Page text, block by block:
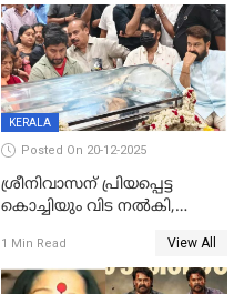
മുടക്കിയെത്തുന്ന
വൃഷഭയുൾപ്പെടെ കാണാം
KERALA
Posted On 20-12-2025
ശ്രീനിവാസന് പ്രിയപ്പെട്ട
കൊച്ചിയും വിട നൽകി,
സംസ്കാരം നാളെ
1 Min Read View All